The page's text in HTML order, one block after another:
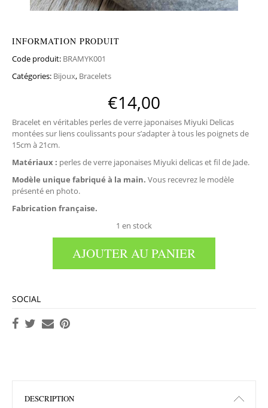
INFORMATION PRODUIT
Code produit: BRAMYK001
Catégories: Bijoux, Bracelets
€14,00
Bracelet en véritables perles de verre japonaises Miyuki Delicas
montées sur liens coulissants pour s’adapter à tous les poignets de
15cm à 21cm.
Matériaux : perles de verre japonaises Miyuki delicas et fil de Jade.
Modèle unique fabriqué à la main. Vous recevrez le modèle
présenté en photo.
Fabrication française.
1 en stock
AJOUTER AU PANIER
SOCIAL
DESCRIPTION